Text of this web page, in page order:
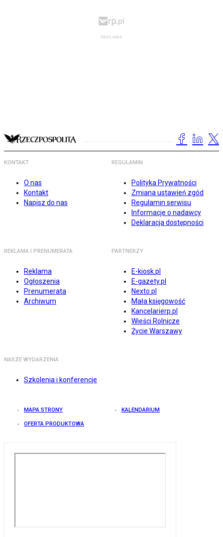
KONTAKT
O nas
Kontakt
Napisz do nas
REGULAMIN
Polityka Prywatności
Zmiana ustawień zgód
Regulamin serwisu
Informacje o nadawcy
Deklaracja dostępności
REKLAMA I PRENUMERATA
Reklama
Ogłoszenia
Prenumerata
Archiwum
PARTNERZY
E-kiosk.pl
E-gazety.pl
Nexto.pl
Mała księgowość
Kancelarierp.pl
Wieści Rolnicze
Życie Warszawy
NASZE WYDARZENIA
Szkolenia i konferencje
MAPA STRONY KALENDARIUM
OFERTA PRODUKTOWA